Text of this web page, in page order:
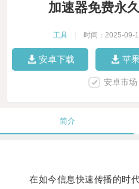
加速器免费永
工具 时间：2025-09-
安卓下载 苹
安卓市
简介
在如今信息快速传播的时代